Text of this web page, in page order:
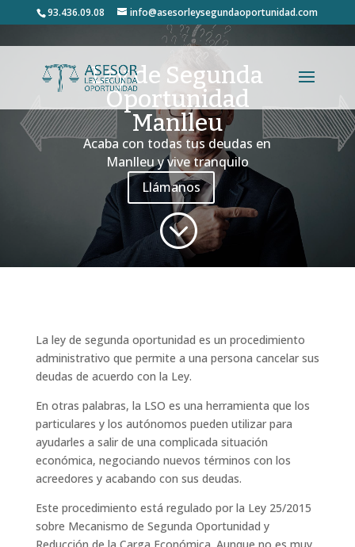
93.436.09.08 info@asesorleysegundaoportunidad.com
Ley de Segunda
Oportunidad
Manlleu
Acaba con todas tus deudas en
Manlleu y vive tranquilo
Llámanos
;
La ley de segunda oportunidad es un procedimiento
administrativo que permite a una persona cancelar sus
deudas de acuerdo con la Ley.
En otras palabras, la LSO es una herramienta que los
particulares y los autónomos pueden utilizar para
ayudarles a salir de una complicada situación
económica, negociando nuevos términos con los
acreedores y acabando con sus deudas.
Este procedimiento está regulado por la Ley 25/2015
sobre Mecanismo de Segunda Oportunidad y
Reducción de la Carga Económica. Aunque no es muy